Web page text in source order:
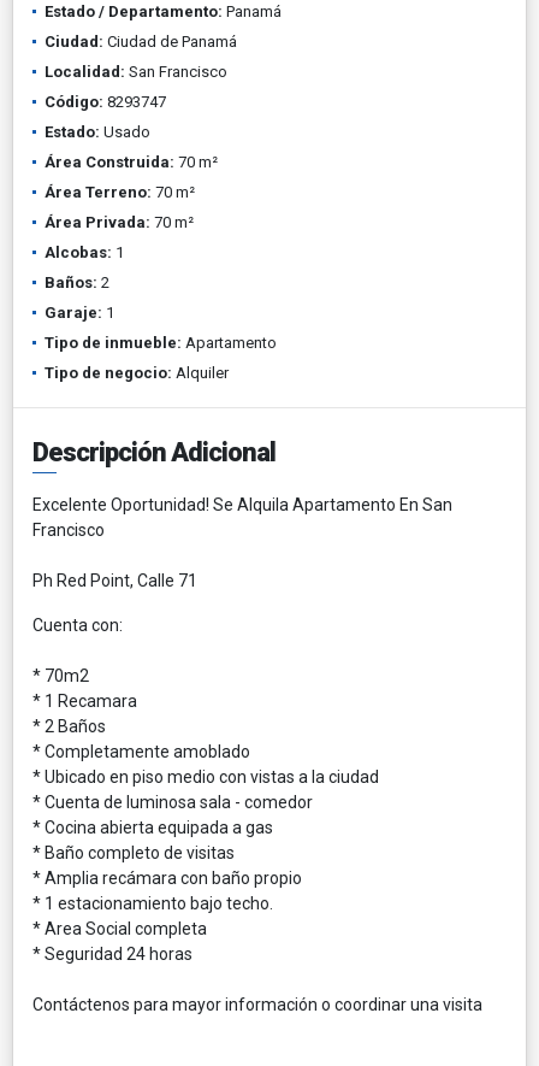
Estado / Departamento: Panamá
Ciudad: Ciudad de Panamá
Localidad: San Francisco
Código: 8293747
Estado: Usado
Área Construida: 70 m²
Área Terreno: 70 m²
Área Privada: 70 m²
Alcobas: 1
Baños: 2
Garaje: 1
Tipo de inmueble: Apartamento
Tipo de negocio: Alquiler
Descripción Adicional
Excelente Oportunidad! Se Alquila Apartamento En San
Francisco
Ph Red Point, Calle 71
Cuenta con:
* 70m2
* 1 Recamara
* 2 Baños
* Completamente amoblado
* Ubicado en piso medio con vistas a la ciudad
* Cuenta de luminosa sala - comedor
* Cocina abierta equipada a gas
* Baño completo de visitas
* Amplia recámara con baño propio
* 1 estacionamiento bajo techo.
* Area Social completa
* Seguridad 24 horas
Contáctenos para mayor información o coordinar una visita